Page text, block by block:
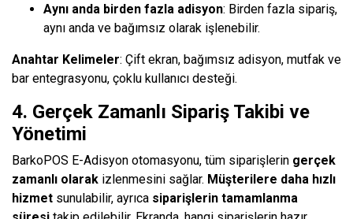
Aynı anda birden fazla adisyon: Birden fazla sipariş,
aynı anda ve bağımsız olarak işlenebilir.
Anahtar Kelimeler: Çift ekran, bağımsız adisyon, mutfak ve
bar entegrasyonu, çoklu kullanıcı desteği.
4. Gerçek Zamanlı Sipariş Takibi ve
Yönetimi
BarkoPOS E-Adisyon otomasyonu, tüm siparişlerin gerçek
zamanlı olarak izlenmesini sağlar. Müşterilere daha hızlı
hizmet sunulabilir, ayrıca siparişlerin tamamlanma